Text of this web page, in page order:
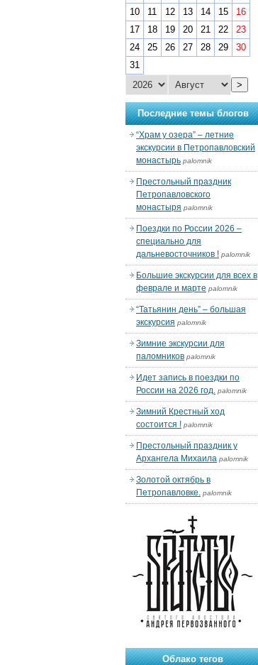
10
11 12 13 14 15
16
17
18 19 20 21 22
23
24
25 26 27 28 29
30
31
>
Последние темы блогов
“Храм у озера” – летние
экскурсии в Петропавловский
монастырь palomnik
Престольный праздник
Петропавловского
монастыря palomnik
Поездки по России 2026 –
специально для
дальневосточников ! palomnik
Большие экскурсии для всех в
феврале и марте palomnik
“Татьянин день” – большая
экскурсия palomnik
Зимние экскурсии для
паломников palomnik
Идет запись в поездки по
России на 2026 год. palomnik
Зимний Крестный ход
состоится ! palomnik
Престольный праздник у
Архангела Михаила palomnik
Золотой октябрь в
Петропавловке. palomnik
Облако тегов